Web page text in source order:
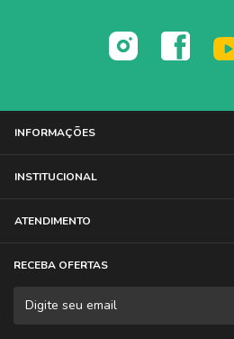
INFORMAÇÕES
INSTITUCIONAL
ATENDIMENTO
RECEBA OFERTAS